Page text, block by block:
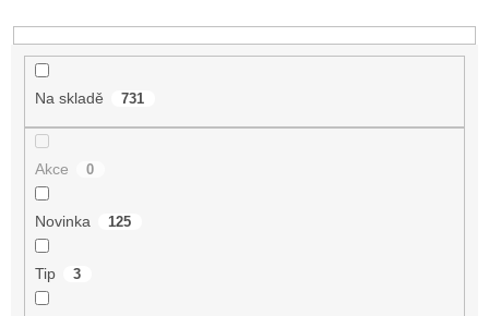
Na skladě 731
Akce 0
Novinka 125
Tip 3